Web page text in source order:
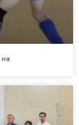
на